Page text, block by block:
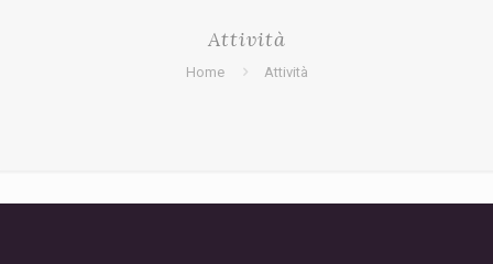
Attività
Home Attività